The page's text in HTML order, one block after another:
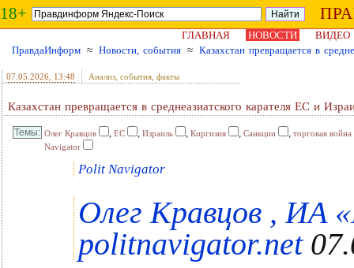
18+
ГЛАВНАЯ НОВОСТИ
ВИДЕО
ПравдаИнформ ≈ Новости, события ≈ Казахстан превращается в
07.05.2026 , 13:48 Анализ, события, факты
Казахстан превращается в среднеазиатского карателя ЕС и
Олег Кравцов , ЕС , Израиль , Киргизия , Санкции , торговая война
Navigator
Polit Navigator
Олег Кравцов , ИА
politnavigator.net